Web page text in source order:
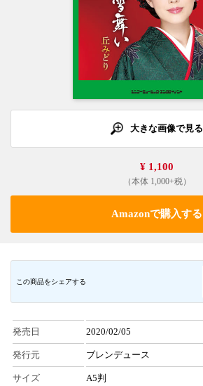
大きな画像で見る
¥ 1,100
（本体 1,000+税）
Amazonで購入する
この商品をシェアする
発売日 2020/02/05
発行元 ブレンデュース
サイズ A5判